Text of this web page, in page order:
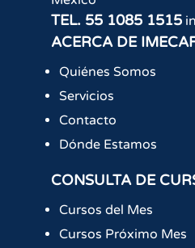
TEL. 55 1085 1515
ACERCA DE
Quiénes Somos
Servicios
Contacto
Dónde Estamos
CONSULTA DE
Cursos del Mes
Cursos Próximo Mes